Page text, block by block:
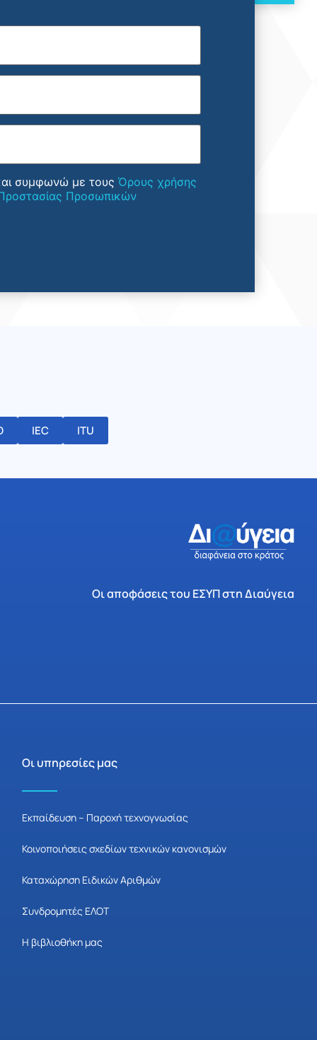
συμφωνώ με τους Όρους χρήσης
Προσωπικών
IEC ITU
Οι αποφάσεις του ΕΣΥΠ στη Διαύγεια
Οι υπηρεσίες μας
Εκπαίδευση – Παροχή τεχνογνωσίας
Κοινοποιήσεις σχεδίων τεχνικών κανονισμών
Καταχώρηση Ειδικών Αριθμών
Συνδρομητές ΕΛΟΤ
Η βιβλιοθήκη μας